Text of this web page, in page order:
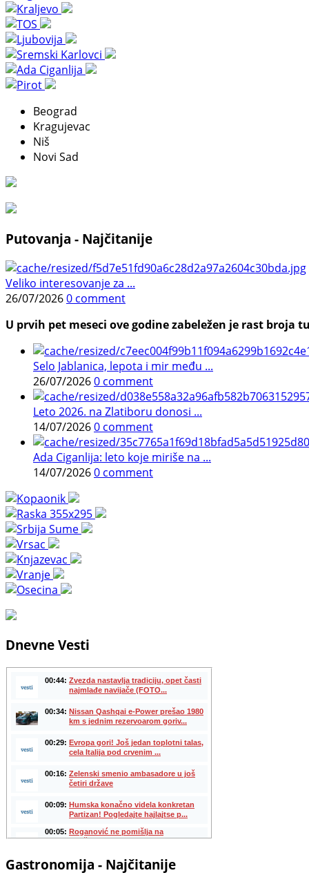
Beograd
Kragujevac
Niš
Novi Sad
Putovanja - Najčitanije
Veliko interesovanje za ...
26/07/20260 comment
U prvih pet meseci ove godine zabeležen je rast
Selo Jablanica, lepota i mir među ...
26/07/20260 comment
Leto 2026. na Zlatiboru donosi ...
14/07/20260 comment
Ada Ciganlija: leto koje miriše na ...
14/07/20260 comment
Dnevne Vesti
Gastronomija - Najčitanije